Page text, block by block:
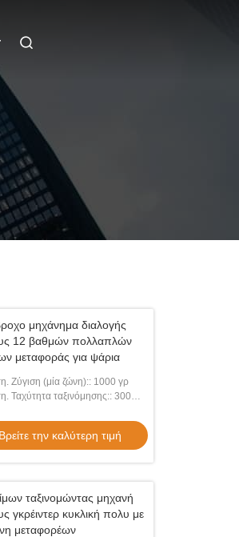
μηχάνημα διαλογής
12 βαθμών πολλαπλών
μεταφοράς για ψάρια
Ζύγιση (μία ζώνη):: 1000 γρ
Ταχύτητα ταξινόμησης:: 300
Βρείτε την καλύτερη τιμή
ταξινομώντας μηχανή
γκρέιντερ κυκλική πολυ με
μεταφορέων